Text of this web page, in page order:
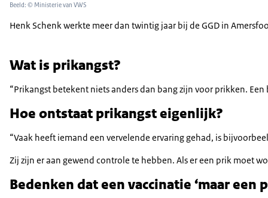
Beeld: © Ministerie van VWS
Henk Schenk werkte meer dan twintig jaar bij de GGD in
Wat is prikangst?
“Prikangst betekent niets anders dan bang zijn voor prikken.
Hoe ontstaat prikangst eigenlijk?
“Vaak heeft iemand een vervelende ervaring gehad, is
Zij zijn er aan gewend controle te hebben. Als er een prik moet
Bedenken dat een vaccinatie ‘maar een